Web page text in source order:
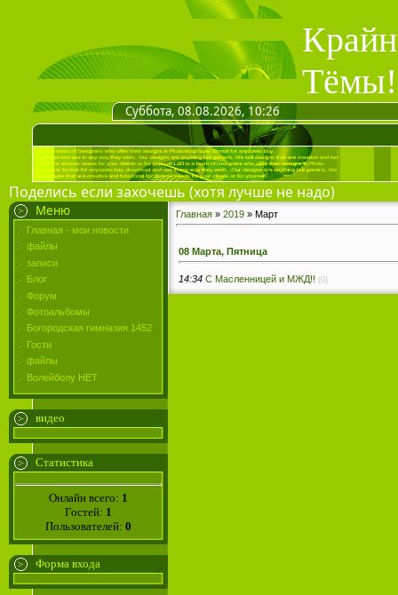
Суббота, 08.08.2026, 10:26
Поделись если захочешь (хотя лучше не надо)
Меню
Главная - мои новости
файлы
записи
Блог
Форум
Фотоальбомы
Богородская гимназия 1452
Гости
файлы
Волейболу НЕТ
видео
Статистика
Онлайн всего: 1
Гостей: 1
Пользователей: 0
Форма входа
Главная » 2019 » Март
08 Марта, Пятница
14:34 C Масленницей и МЖД!! (0)